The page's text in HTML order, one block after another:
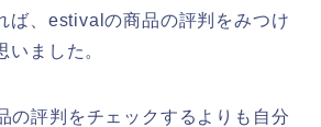
ば、estivalの商品の評判をみつけ
いました。
の評判をチェックするよりも自分